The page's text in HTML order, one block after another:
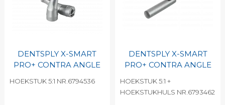
DENTSPLY X-SMART
PRO+ CONTRA ANGLE
HOEKSTUK 5:1 NR.6794536
DENTSPLY X-SMART
PRO+ CONTRA ANGLE
HOEKSTUK 5:1 +
HOEKSTUKHULS NR.6793462